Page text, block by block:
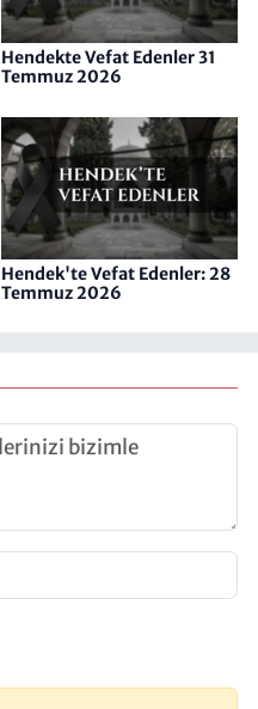
Hendekte Vefat Edenler 31
Temmuz 2026
Hendek'te Vefat Edenler: 28
Temmuz 2026